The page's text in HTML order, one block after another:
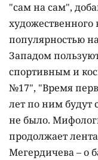
"сам на сам",
популярностью
Западом
спортивным и
№17", "Время
лет по ним будут
не было.
продолжает
Мегердичева – о